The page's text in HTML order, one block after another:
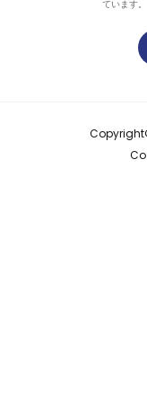
ています。